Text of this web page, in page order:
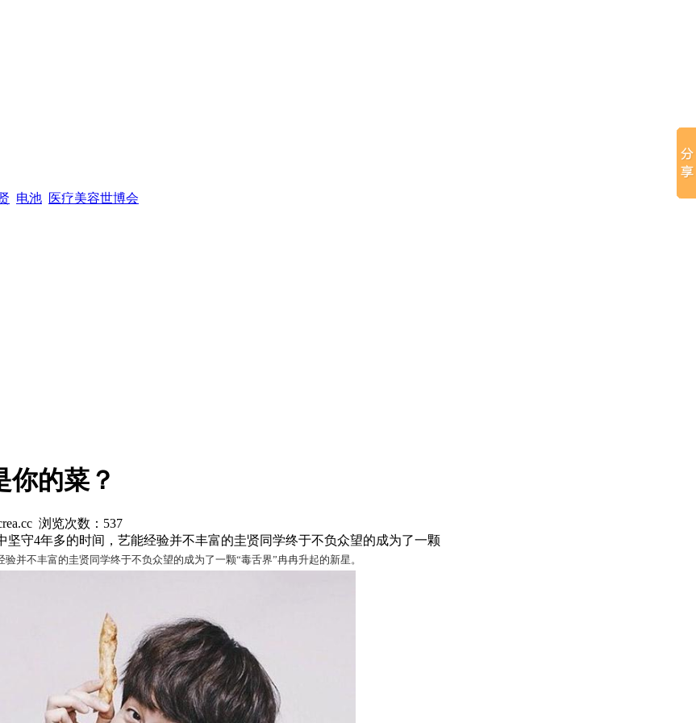
电池 医疗美容世博会
你的菜？
浏览次数： 537
守4年多的时间，艺能经验并不丰富的圭贤同学终于不负众望的成为了一颗
并不丰富的圭贤同学终于不负众望的成为了一颗“毒舌界”冉冉升起的新星。